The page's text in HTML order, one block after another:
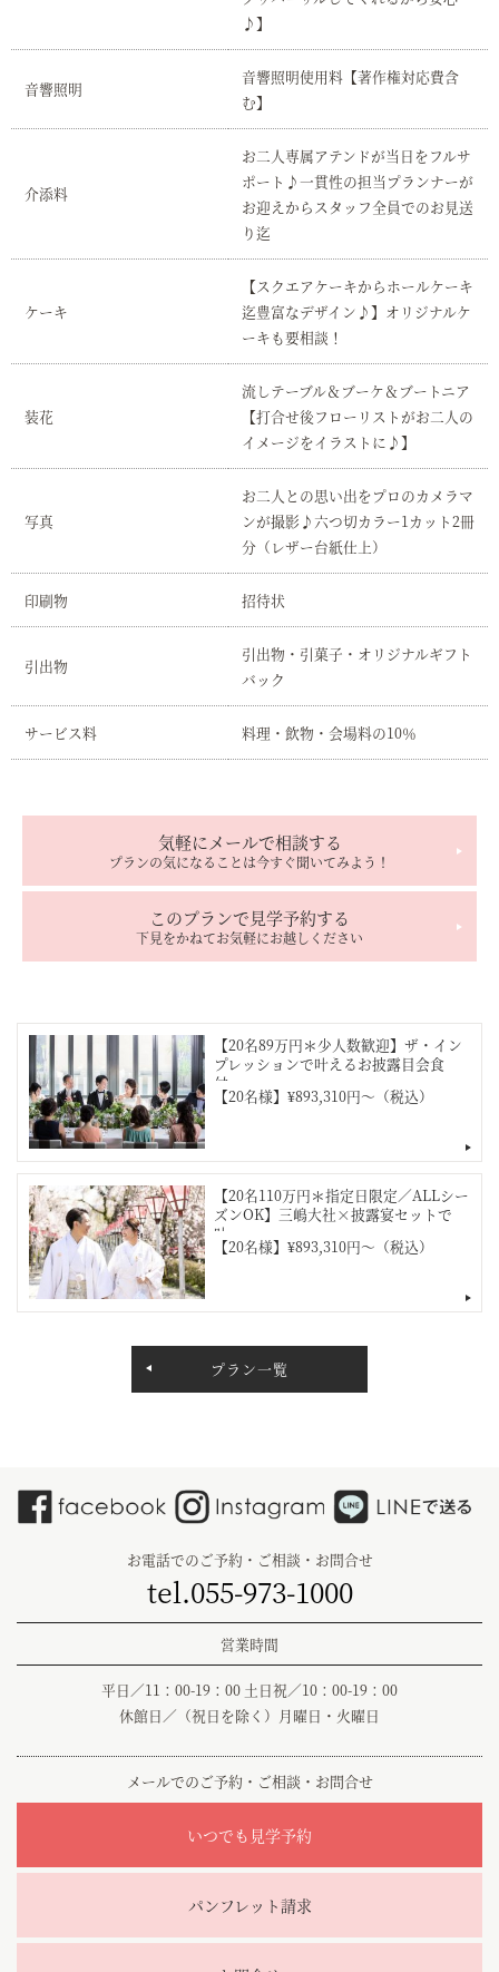
♪】
音響照明
音響照明使用料【著作権対応費含
む】
介添料
お二人専属アテンドが当日をフルサ
ポート♪一貫性の担当プランナーが
お迎えからスタッフ全員でのお見送
り迄
ケーキ
【スクエアケーキからホールケーキ
迄豊富なデザイン♪】オリジナルケ
ーキも要相談！
装花
流しテーブル＆ブーケ＆ブートニア
【打合せ後フローリストがお二人の
イメージをイラストに♪】
写真
お二人との思い出をプロのカメラマ
ンが撮影♪六つ切カラー1カット2冊
分（レザー台紙仕上）
印刷物 招待状
引出物
引出物・引菓子・オリジナルギフト
バック
サービス料 料理・飲物・会場料の10％
気軽にメールで相談する
プランの気になることは今すぐ聞いてみよう！
このプランで見学予約する
下見をかねてお気軽にお越しください
【20名89万円＊少人数歓迎】ザ・イン
プレッションで叶えるお披露目会食
付...
【20名様】¥893,310円～（税込）
【20名110万円＊指定日限定／ALLシー
ズンOK】三嶋大社×披露宴セットで
叶...
【20名様】¥893,310円～（税込）
プラン一覧
お電話でのご予約・ご相談・お問合せ
tel.055-973-1000
営業時間
平日／11：00-19：00 土日祝／10：00-19：00
休館日／（祝日を除く）月曜日・火曜日
メールでのご予約・ご相談・お問合せ
いつでも見学予約
パンフレット請求